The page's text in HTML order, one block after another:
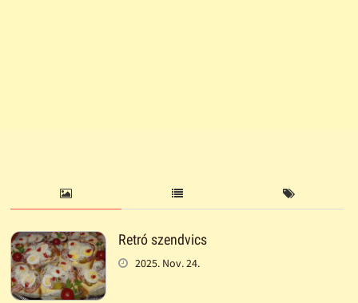
Retró szendvics
2025. Nov. 24.